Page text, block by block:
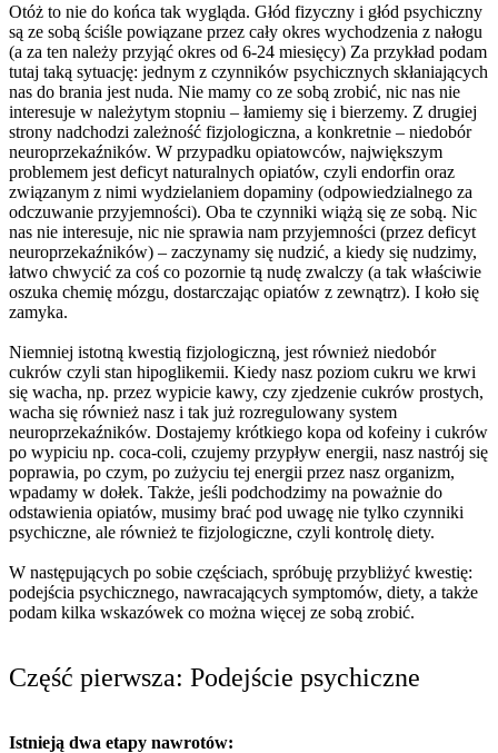
Otóż to nie do końca tak wygląda. Głód fizyczny i głód psychiczny
są ze sobą ściśle powiązane przez cały okres wychodzenia z nałogu
(a za ten należy przyjąć okres od 6-24 miesięcy) Za przykład podam
tutaj taką sytuację: jednym z czynników psychicznych skłaniających
nas do brania jest nuda. Nie mamy co ze sobą zrobić, nic nas nie
interesuje w należytym stopniu – łamiemy się i bierzemy. Z drugiej
strony nadchodzi zależność fizjologiczna, a konkretnie – niedobór
neuroprzekaźników. W przypadku opiatowców, największym
problemem jest deficyt naturalnych opiatów, czyli endorfin oraz
związanym z nimi wydzielaniem dopaminy (odpowiedzialnego za
odczuwanie przyjemności). Oba te czynniki wiążą się ze sobą. Nic
nas nie interesuje, nic nie sprawia nam przyjemności (przez deficyt
neuroprzekaźników) – zaczynamy się nudzić, a kiedy się nudzimy,
łatwo chwycić za coś co pozornie tą nudę zwalczy (a tak właściwie
oszuka chemię mózgu, dostarczając opiatów z zewnątrz). I koło się
zamyka.
Niemniej istotną kwestią fizjologiczną, jest również niedobór
cukrów czyli stan hipoglikemii. Kiedy nasz poziom cukru we krwi
się wacha, np. przez wypicie kawy, czy zjedzenie cukrów prostych,
wacha się również nasz i tak już rozregulowany system
neuroprzekaźników. Dostajemy krótkiego kopa od kofeiny i cukrów
po wypiciu np. coca-coli, czujemy przypływ energii, nasz nastrój się
poprawia, po czym, po zużyciu tej energii przez nasz organizm,
wpadamy w dołek. Także, jeśli podchodzimy na poważnie do
odstawienia opiatów, musimy brać pod uwagę nie tylko czynniki
psychiczne, ale również te fizjologiczne, czyli kontrolę diety.
W następujących po sobie częściach, spróbuję przybliżyć kwestię:
podejścia psychicznego, nawracających symptomów, diety, a także
podam kilka wskazówek co można więcej ze sobą zrobić.
Część pierwsza: Podejście psychiczne
Istnieją dwa etapy nawrotów: